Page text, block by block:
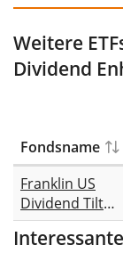
Weitere
Dividend
Fondsname
Franklin US
Dividend Tilt
UCITS ETF
(Acc)